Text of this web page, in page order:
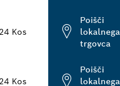
24 Kos
Poišči
lokalnega
trgovca
24 Kos
Poišči
lokalnega